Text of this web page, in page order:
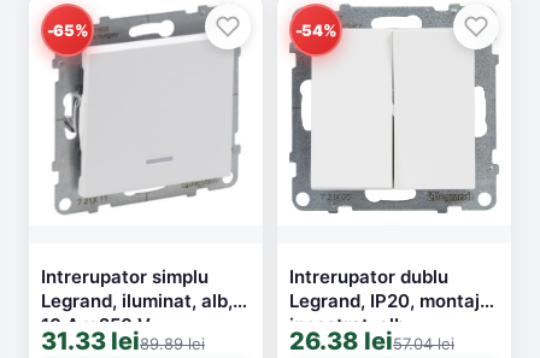
-65%
Intrerupator simplu
Legrand, iluminat, alb,
10 A x 250 V
31.33 lei89.89 lei
-54%
Intrerupator dublu
Legrand, IP20, montaj
incastrat, alb
26.38 lei57.04 lei